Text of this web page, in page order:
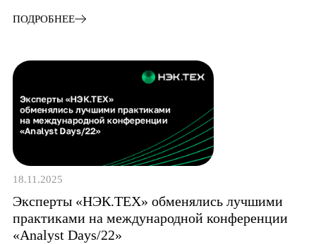
ПОДРОБНЕЕ
18.11.2025
Эксперты «НЭК.ТЕХ» обменялись лучшими
практиками на международной конференции
«Analyst Days/22»